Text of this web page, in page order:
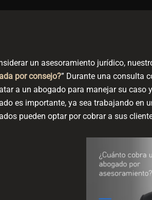
un asesoramiento jurídico,
por consejo?” Durante una consulta
a un abogado para manejar su caso
es importante, ya sea trabajando en
pueden optar por cobrar a sus